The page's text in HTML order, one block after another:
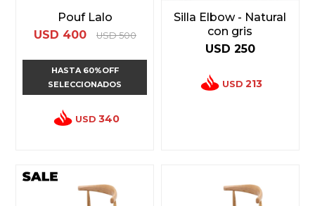
Pouf Lalo
USD 400 USD 500
HASTA 60%OFF
SELECCIONADOS
USD 340
Silla Elbow - Natural
con gris
USD 250
USD 213